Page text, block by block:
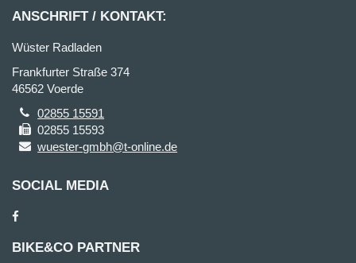
ANSCHRIFT / KONTAKT:
Wüster Radladen
Frankfurter Straße 374
46562 Voerde
02855 15591
02855 15593
wuester-gmbh@t-online.de
SOCIAL MEDIA
BIKE&CO PARTNER